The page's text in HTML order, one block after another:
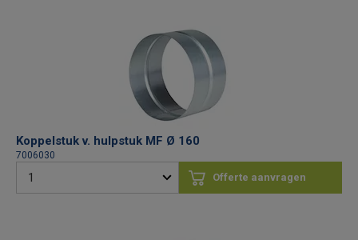
Koppelstuk v. hulpstuk MF Ø 160
7006030
Offerte aanvragen